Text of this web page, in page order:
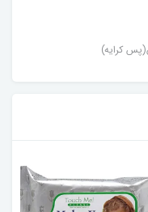
کرایه)